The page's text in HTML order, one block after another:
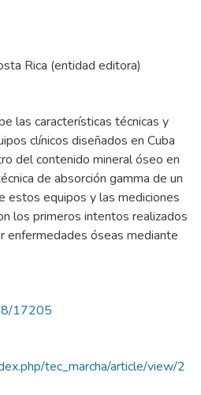
Rica (entidad editora)
las características técnicas y
clínicos diseñados en Cuba
del contenido mineral óseo en
de absorción gamma de un
estos equipos y las mediciones
los primeros intentos realizados
enfermedades óseas mediante
17205
tec_marcha/article/view/2